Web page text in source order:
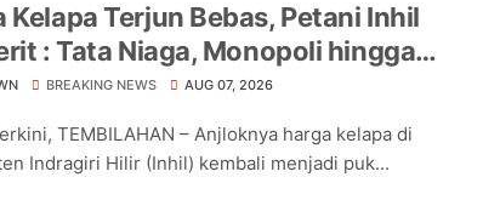
Kelapa Terjun Bebas, Petani Inhil
: Tata Niaga, Monopoli hingga
Regulasi Jadi Sorotan
BREAKING NEWS AUG 07, 2026
TEMBILAHAN – Anjloknya harga kelapa di
Indragiri Hilir (Inhil) kembali menjadi puk...